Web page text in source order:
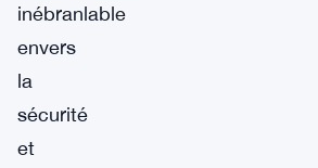
inébranlable
envers
la
sécurité
et